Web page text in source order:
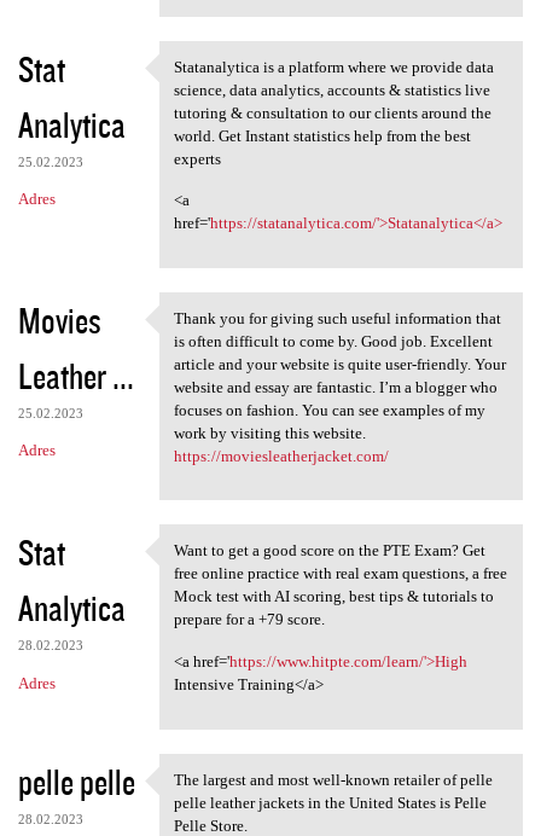
Stat
Analytica
25.02.2023
Adres
Statanalytica is a platform
Statanalytica is a platform where we provide data
science, data analytics, accounts & statistics live
tutoring & consultation to our clients around the
world. Get Instant statistics help from the best
experts
<a
href='https://statanalytica.com/'>Statanalytica</a>
Movies
Leather ...
25.02.2023
Adres
Thank you for giving such
Thank you for giving such useful information that
is often difficult to come by. Good job. Excellent
article and your website is quite user-friendly. Your
website and essay are fantastic. I’m a blogger who
focuses on fashion. You can see examples of my
work by visiting this website.
https://moviesleatherjacket.com/
Stat
Analytica
28.02.2023
Adres
Want to get a good score on
Want to get a good score on the PTE Exam? Get
free online practice with real exam questions, a free
Mock test with AI scoring, best tips & tutorials to
prepare for a +79 score.
<a href='https://www.hitpte.com/learn/'>High
Intensive Training</a>
pelle pelle
28.02.2023
The largest and most well
The largest and most well-known retailer of pelle
pelle leather jackets in the United States is Pelle
Pelle Store.